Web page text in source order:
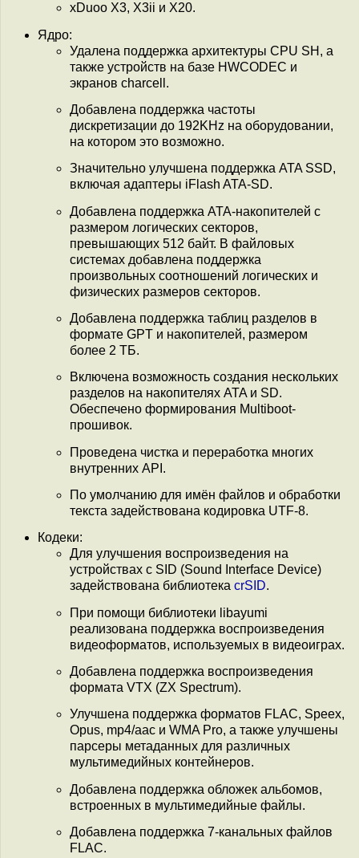
xDuoo X3, X3ii и X20.
Ядро:
Удалена поддержка архитектуры CPU SH, а
также устройств на базе HWCODEC и
экранов charcell.
Добавлена поддержка частоты
дискретизации до 192KHz на оборудовании,
на котором это возможно.
Значительно улучшена поддержка ATA SSD,
включая адаптеры iFlash ATA-SD.
Добавлена поддержка ATA-накопителей с
размером логических секторов,
превышающих 512 байт. В файловых
системах добавлена поддержка
произвольных соотношений логических и
физических размеров секторов.
Добавлена поддержка таблиц разделов в
формате GPT и накопителей, размером
более 2 ТБ.
Включена возможность создания нескольких
разделов на накопителях ATA и SD.
Обеспечено формирования Multiboot-
прошивок.
Проведена чистка и переработка многих
внутренних API.
По умолчанию для имён файлов и обработки
текста задействована кодировка UTF-8.
Кодеки:
Для улучшения воспроизведения на
устройствах с SID (Sound Interface Device)
задействована библиотека crSID.
При помощи библиотеки libayumi
реализована поддержка воспроизведения
видеоформатов, используемых в видеоиграх.
Добавлена поддержка воспроизведения
формата VTX (ZX Spectrum).
Улучшена поддержка форматов FLAC, Speex,
Opus, mp4/aac и WMA Pro, а также улучшены
парсеры метаданных для различных
мультимедийных контейнеров.
Добавлена поддержка обложек альбомов,
встроенных в мультимедийные файлы.
Добавлена поддержка 7-канальных файлов
FLAC.